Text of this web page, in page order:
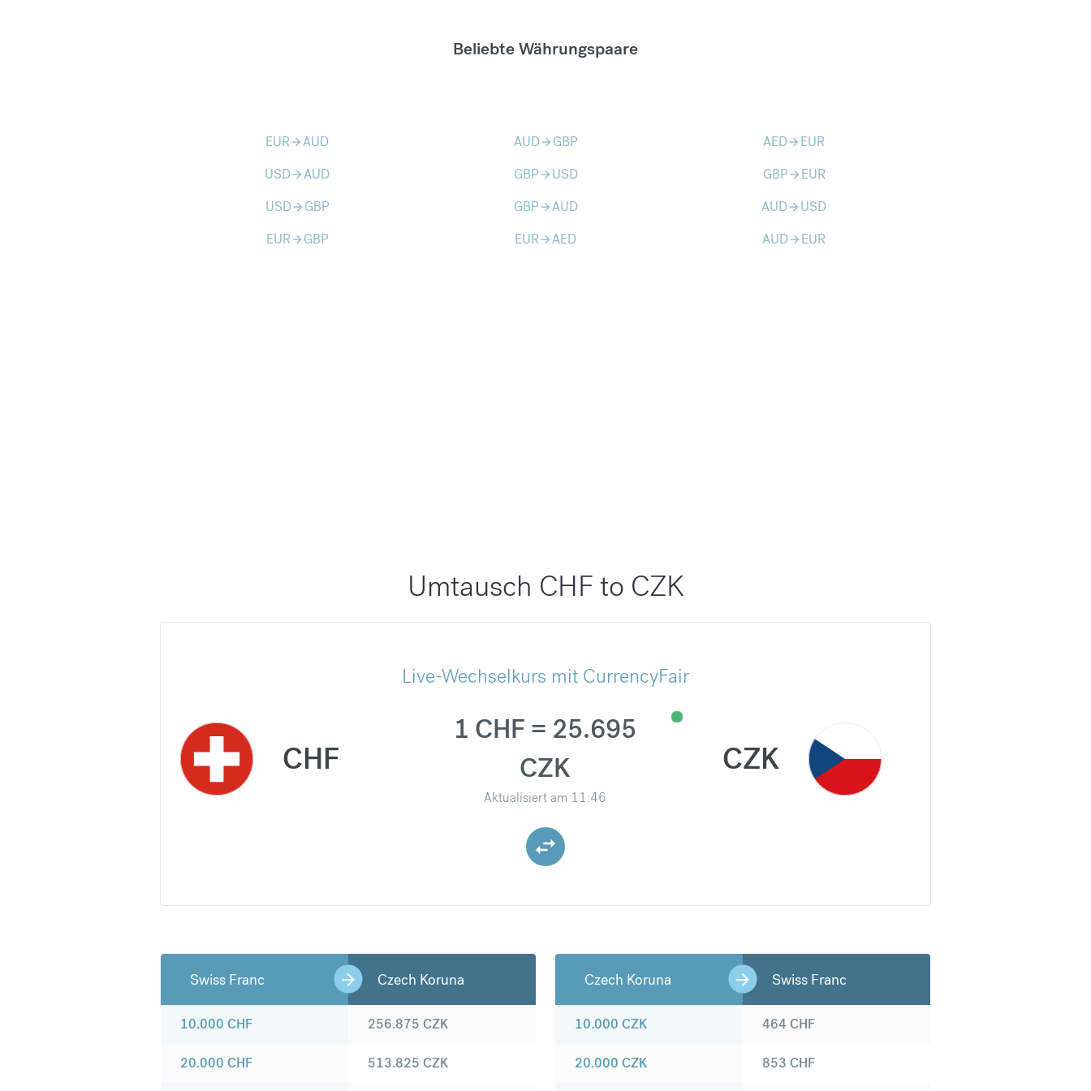
Beliebte Währungspaare
EURarrow_forwardAUD AUDarrow_forward GBP AEDarrow_forward EUR
USDarrow_forwardAUD GBParrow_forward USD GBParrow_forward EUR
USDarrow_forward GBP GBParrow_forwardAUD AUDarrow_forward USD
EURarrow_forward GBP EURarrow_forwardAED AUDarrow_forward EUR
Umtausch CHF to CZK
Live-Wechselkurs mit CurrencyFair
CHF
1 CHF = 25.695
CZK
Aktualisiert am 11:46
CZK
Swiss Franc Czech Koruna
10.000 CHF
20.000 CHF
256.875 CZK
513.825 CZK
Czech Koruna Swiss Franc
10.000 CZK
20.000 CZK
464 CHF
853 CHF